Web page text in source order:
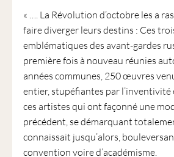
« …. La Révolution d’octobre les a
faire diverger leurs destins : Ces
emblématiques des avant-gardes
première fois à nouveau réunies
années communes, 250 œuvres
entier, stupéfiantes par
ces artistes qui ont façonné une
précédent, se démarquant
connaissait jusqu’alors,
convention voire d’académisme.